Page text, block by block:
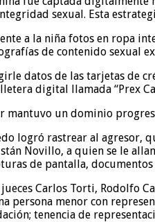
sexual. Esta
a la niña fotos en ropa
de contenido sexual
datos de las tarjetas de
digital llamada “Prex
mantuvo un dominio
logró rastrear al agresor,
Novillo, a quien se le
de pantalla,
Carlos Torti, Rodolfo
persona menor con
tenencia de